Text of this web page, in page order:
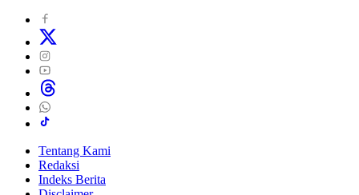
Tentang Kami
Redaksi
Indeks Berita